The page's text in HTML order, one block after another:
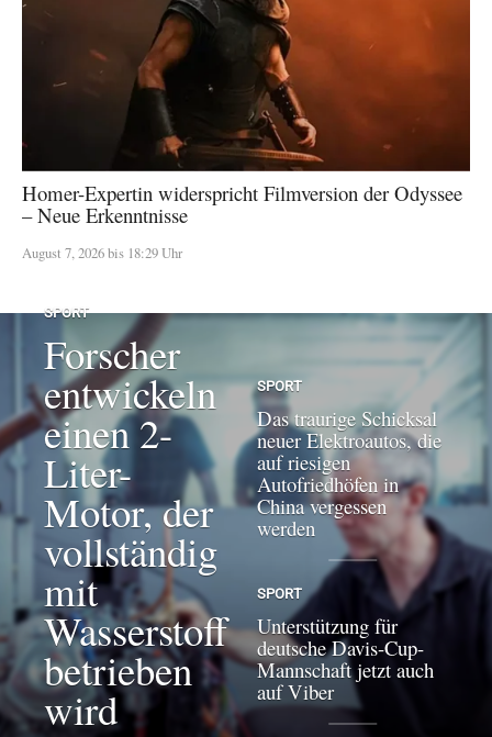
Homer-Expertin widerspricht Filmversion der Odyssee
– Neue Erkenntnisse
August 7, 2026 bis 18:29 Uhr
SPORT
Forscher
entwickeln
einen 2-
Liter-
Motor, der
vollständig
mit
Wasserstoff
betrieben
wird
SPORT
Das traurige Schicksal
neuer Elektroautos, die
auf riesigen
Autofriedhöfen in
China vergessen
werden
SPORT
Unterstützung für
deutsche Davis-Cup-
Mannschaft jetzt auch
auf Viber